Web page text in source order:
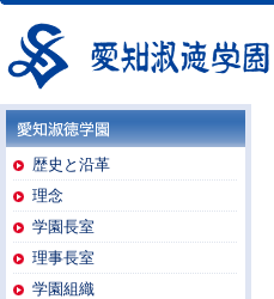
愛知淑徳学園
愛知淑徳学園歴史と沿革
理念
学園長室
理事長室
学園組織